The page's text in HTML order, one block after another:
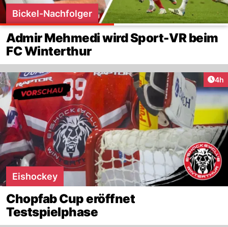
Bickel-Nachfolger
Admir Mehmedi wird Sport-VR beim
FC Winterthur
4h
Eishockey
Chopfab Cup eröffnet
Testspielphase